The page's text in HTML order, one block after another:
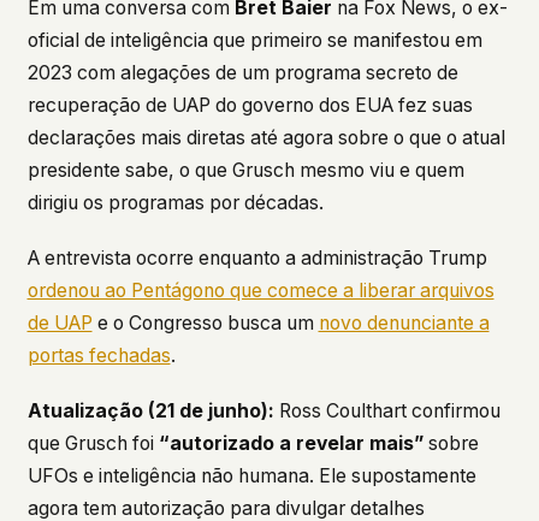
connected to ufouap.com (they can see this for
every website you visit). Your DNS provider
resolves the domain. Standard web server logs
exist on our hosting provider's infrastructure. We
don't use them, but we can't pretend they don't
exist.
If this concerns you, a VPN or Tor will handle it.
We won't judge – we'd do the same.
This isn't a privacy policy written by lawyers to
protect us. It's a promise written by us to protect
you. If we ever add analytics, tracking, or third-
party scripts, we'll say so here first – and you
should stop trusting us.
Em uma conversa com Bret Baier na Fox News, o ex-
oficial de inteligência que primeiro se manifestou em
2023 com alegações de um programa secreto de
recuperação de UAP do governo dos EUA fez suas
declarações mais diretas até agora sobre o que o atual
presidente sabe, o que Grusch mesmo viu e quem
dirigiu os programas por décadas.
A entrevista ocorre enquanto a administração Trump
ordenou ao Pentágono que comece a liberar arquivos
de UAP e o Congresso busca um novo denunciante a
portas fechadas.
Atualização (21 de junho): Ross Coulthart confirmou
que Grusch foi “autorizado a revelar mais”sobre
UFOs e inteligência não humana. Ele supostamente
agora tem autorização para divulgar detalhes